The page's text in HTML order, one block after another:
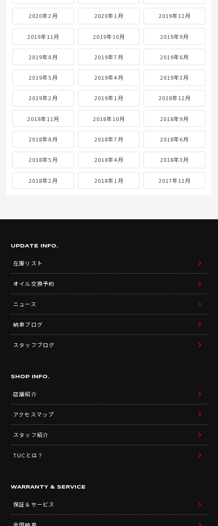
2020年2月 2020年1月 2019年12月
2019年11月 2019年10月 2019年9月
2019年8月 2019年7月 2019年6月
2019年5月 2019年4月 2019年3月
2019年2月 2019年1月 2018年12月
2018年11月 2018年10月 2018年9月
2018年8月 2018年7月 2018年6月
2018年5月 2018年4月 2018年3月
2018年2月 2018年1月 2017年12月
UPDATE INFO.
在庫リスト
オイル交換予約
ニュース
納車ブログ
スタッフブログ
SHOP INFO.
店舗紹介
アクセスマップ
スタッフ紹介
TUCとは？
WARRANTY & SERVICE
保証＆サービス